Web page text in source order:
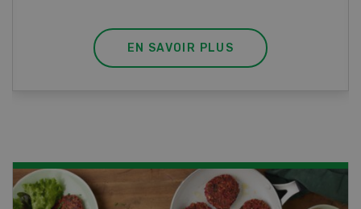
EN SAVOIR PLUS